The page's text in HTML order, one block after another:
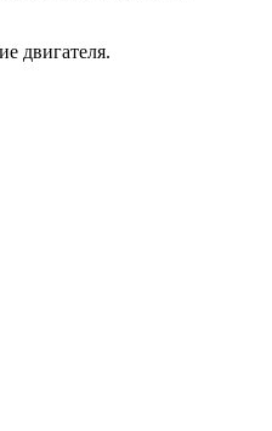
двигателя.